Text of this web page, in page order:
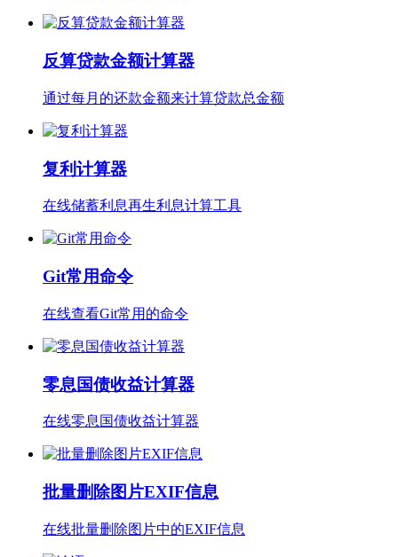
反算贷款金额计算器
通过每月的还款金额来计算贷款总金额
复利计算器
在线储蓄利息再生利息计算工具
Git常用命令
在线查看Git常用的命令
零息国债收益计算器
在线零息国债收益计算器
批量删除图片EXIF信息
在线批量删除图片中的EXIF信息